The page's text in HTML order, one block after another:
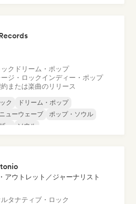
ク ドリーム・ポップ
ジ・ロックインディー・ポップ
または楽曲のリリース
ク
ドリーム・ポップ
ニューウェーブ
ポップ・ソウル
ー ソウル
アウトレット／ジャーナリスト
ルタナティブ・ロック